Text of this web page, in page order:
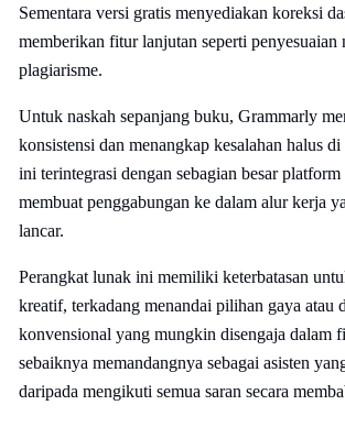
Sementara versi gratis menyediakan koreksi
memberikan fitur lanjutan seperti penyesuaian
plagiarisme.
Untuk naskah sepanjang buku, Grammarly
konsistensi dan menangkap kesalahan halus
ini terintegrasi dengan sebagian besar platform
membuat penggabungan ke dalam alur kerja
lancar.
Perangkat lunak ini memiliki keterbatasan
kreatif, terkadang menandai pilihan gaya atau
konvensional yang mungkin disengaja dalam
sebaiknya memandangnya sebagai asisten
daripada mengikuti semua saran secara